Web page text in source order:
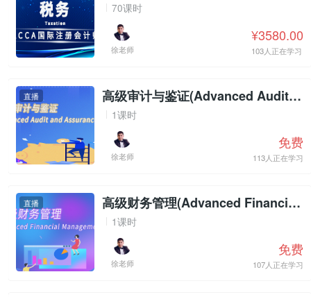
70课时
徐老师
¥3580.00
103人正在学习
直播 高级审计与鉴证(Advanced Audit and Assurance)试听
1课时
徐老师
免费
113人正在学习
直播 高级财务管理(Advanced Financial Management)试听
1课时
徐老师
免费
107人正在学习